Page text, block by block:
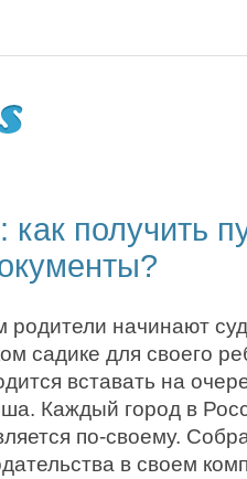
как получить
родители начинают
садике для своего
вставать на
Каждый город в
по-своему.
в своем